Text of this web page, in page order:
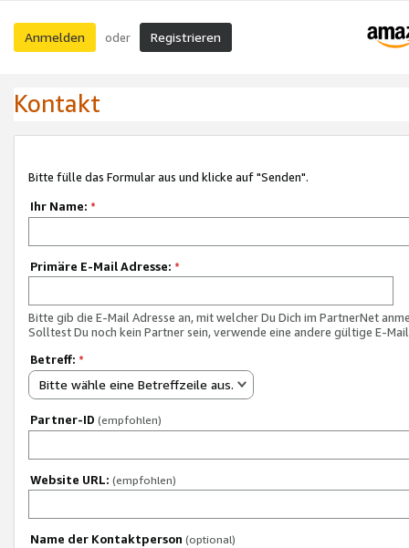
Anmelden oder Registrieren
Kontakt
Bitte fülle das Formular aus und klicke auf "Senden".
Ihr Name: *
Primäre E-Mail Adresse: *
Bitte gib die E-Mail Adresse an, mit welcher Du Dich im PartnerNet
Solltest Du noch kein Partner sein, verwende eine andere gültige E-
Betreff: *
Bitte wähle eine Betreffzeile aus.
Partner-ID (empfohlen)
Website URL: (empfohlen)
Name der Kontaktperson (optional)